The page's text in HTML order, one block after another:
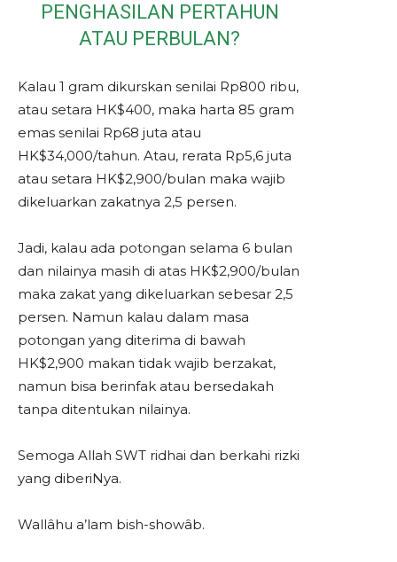
PENGHASILAN PERTAHUN
ATAU PERBULAN?
Kalau 1 gram dikurskan senilai Rp800 ribu,
atau setara HK$400, maka harta 85 gram
emas senilai Rp68 juta atau
HK$34,000/tahun. Atau, rerata Rp5,6 juta
atau setara HK$2,900/bulan maka wajib
dikeluarkan zakatnya 2,5 persen.
Jadi, kalau ada potongan selama 6 bulan
dan nilainya masih di atas HK$2,900/bulan
maka zakat yang dikeluarkan sebesar 2,5
persen. Namun kalau dalam masa
potongan yang diterima di bawah
HK$2,900 makan tidak wajib berzakat,
namun bisa berinfak atau bersedakah
tanpa ditentukan nilainya.
Semoga Allah SWT ridhai dan berkahi rizki
yang diberiNya.
Wallâhu a’lam bish-showâb.